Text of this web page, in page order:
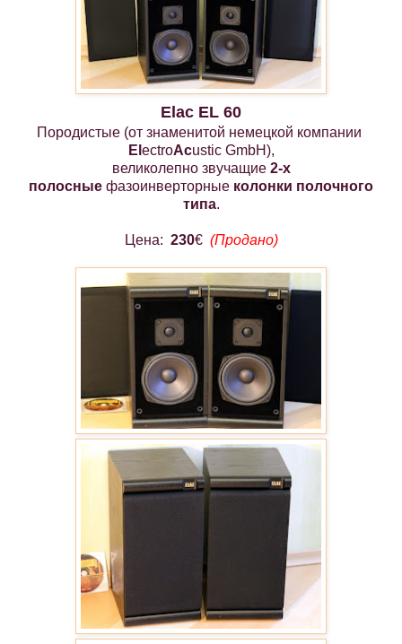
Elac EL 60
Породистые (от знаменитой немецкой компании
El ectroAcustic GmbH),
великолепно звучащие 2-х
полосные фазоинверторные колонки полочного
типа.
Цена: 230€ (Продано)